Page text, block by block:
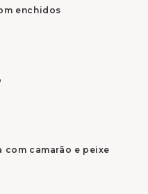
enchidos
com camarão e peixe